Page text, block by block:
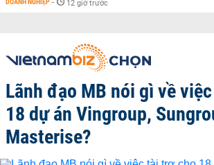
DOANH NGHIỆP - 12 giờ trước
Lãnh đạo MB nói gì về
18 dự án Vingroup,
Masterise?